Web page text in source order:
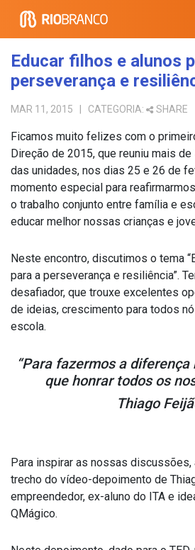
Educar filhos e alunos
perseverança e
MAR 11, 2015 | CATEGORIA: SHARE
Ficamos muito felizes com o
Direção de 2015, que reuniu mais
das unidades, nos dias 25 e 26 de
momento especial para
o trabalho conjunto entre família e
educar melhor nossas crianças e
Neste encontro, discutimos o tema
para a perseverança e resiliência”.
desafiador, que trouxe excelentes
de ideias, crescimento para todos
escola.
“Para fazermos a
que honrar todos os
Thiago
Para inspirar as nossas
trecho do vídeo-depoimento de
empreendedor, ex-aluno do ITA e
QMágico.